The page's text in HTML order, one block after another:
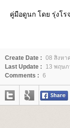
คู่มือดูนก โดย รุ่งโร
Create Date : 08 สิงหา
Last Update :
13 พฤษภ
Comments : 6